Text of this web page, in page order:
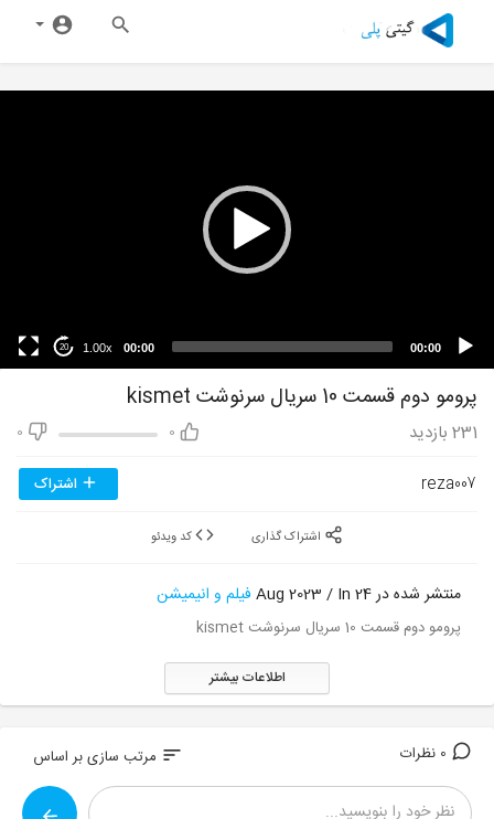
00:00
00:00
1.00x
20
پرومو دوم قسمت 10 سریال سرنوشت kismet
0
0 231 بازدید
reza007 اشتراک
منتشر شده در 24 Aug 2023 / In فیلم و انیمیشن
پرومو دوم قسمت 10 سریال سرنوشت kismet
اطلاعات بیشتر
sort مرتب سازی بر اساس